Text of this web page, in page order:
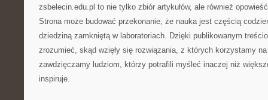
zsbelecin.edu.pl to nie tylko zbiór artykułów, ale również
Strona może budować przekonanie, że nauka jest częścią
dziedziną zamkniętą w laboratoriach. Dzięki publikowanym
zrozumieć, skąd wzięły się rozwiązania, z których korzystamy
zawdzięczamy ludziom, którzy potrafili myśleć inaczej niż
inspiruje.